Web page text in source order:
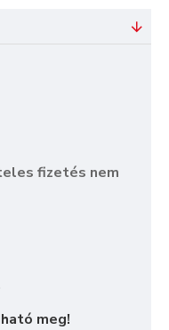
fizetés nem
meg!